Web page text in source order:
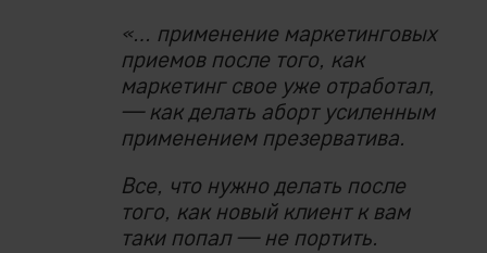
«… применение маркетинговых
приемов после того, как
маркетинг свое уже отработал,
— как делать аборт усиленным
применением презерватива.
Все, что нужно делать после
того, как новый клиент к вам
таки попал — не портить.